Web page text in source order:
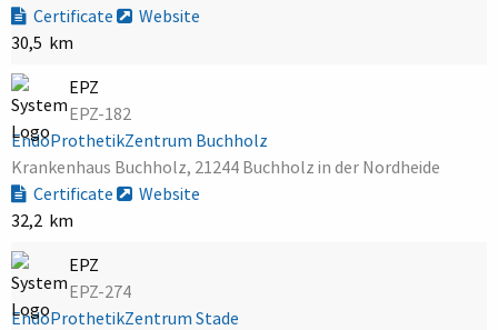
Certificate
Website
30,5 km
EPZ
EPZ-182
EndoProthetikZentrum Buchholz
Krankenhaus Buchholz, 21244 Buchholz in der Nordheide
Certificate
Website
32,2 km
EPZ
EPZ-274
EndoProthetikZentrum Stade